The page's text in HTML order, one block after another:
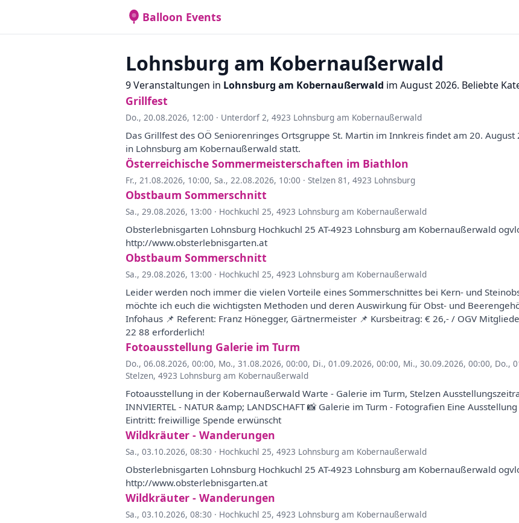
Balloon Events
Lohnsburg am Kobernaußerwald
9 Veranstaltungen in Lohnsburg am Kobernaußerwald im August 2026. Beliebte
Grillfest
Do., 20.08.2026, 12:00 · Unterdorf 2, 4923 Lohnsburg am Kobernaußerwald
Das Grillfest des OÖ Seniorenringes Ortsgruppe St. Martin im Innkreis findet am 20.
in Lohnsburg am Kobernaußerwald statt.
Österreichische Sommermeisterschaften im Biathlon
Fr., 21.08.2026, 10:00, Sa., 22.08.2026, 10:00 · Stelzen 81, 4923 Lohnsburg
Obstbaum Sommerschnitt
Sa., 29.08.2026, 13:00 · Hochkuchl 25, 4923 Lohnsburg am Kobernaußerwald
Obsterlebnisgarten Lohnsburg Hochkuchl 25 AT-4923 Lohnsburg am Kobernaußerwald
http://www.obsterlebnisgarten.at
Obstbaum Sommerschnitt
Sa., 29.08.2026, 13:00 · Hochkuchl 25, 4923 Lohnsburg am Kobernaußerwald
Leider werden noch immer die vielen Vorteile eines Sommerschnittes bei Kern- und
möchte ich euch die wichtigsten Methoden und deren Auswirkung für Obst- und
Infohaus 📌 Referent: Franz Hönegger, Gärtnermeister 📌 Kursbeitrag: € 26,- / OGV
22 88 erforderlich!
Fotoausstellung Galerie im Turm
Do., 06.08.2026, 00:00, Mo., 31.08.2026, 00:00, Di., 01.09.2026, 00:00, Mi., 30.09.2026, 00:00, Do.,
Stelzen, 4923 Lohnsburg am Kobernaußerwald
Fotoausstellung in der Kobernaußerwald Warte - Galerie im Turm, Stelzen
INNVIERTEL - NATUR &amp; LANDSCHAFT 📸 Galerie im Turm - Fotografien Eine
Eintritt: freiwillige Spende erwünscht
Wildkräuter - Wanderungen
Sa., 03.10.2026, 08:30 · Hochkuchl 25, 4923 Lohnsburg am Kobernaußerwald
Obsterlebnisgarten Lohnsburg Hochkuchl 25 AT-4923 Lohnsburg am Kobernaußerwald
http://www.obsterlebnisgarten.at
Wildkräuter - Wanderungen
Sa., 03.10.2026, 08:30 · Hochkuchl 25, 4923 Lohnsburg am Kobernaußerwald